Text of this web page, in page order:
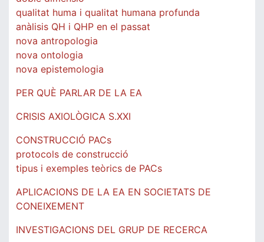
qualitat huma i qualitat humana profunda
anàlisis QH i QHP en el passat
nova antropologia
nova ontologia
nova epistemologia
PER QUÈ PARLAR DE LA EA
CRISIS AXIOLÒGICA S.XXI
CONSTRUCCIÓ PACs
protocols de construcció
tipus i exemples teòrics de PACs
APLICACIONS DE LA EA EN SOCIETATS DE
CONEIXEMENT
INVESTIGACIONS DEL GRUP DE RECERCA